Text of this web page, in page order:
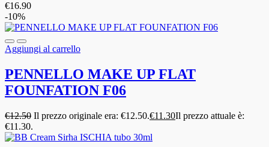
€16.90
-10%
Aggiungi al carrello
PENNELLO MAKE UP FLAT
FOUNFATION F06
€12.50 Il prezzo originale era: €12.50.€11.30Il prezzo attuale è:
€11.30.